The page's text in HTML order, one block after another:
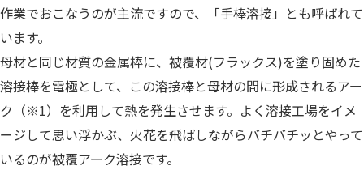
作業でおこなうのが主流ですので、「手棒溶接」とも呼ばれて
います。
母材と同じ材質の金属棒に、被覆材(フラックス)を塗り固めた
溶接棒を電極として、この溶接棒と母材の間に形成されるアー
ク（※1）を利用して熱を発生させます。よく溶接工場をイメ
ージして思い浮かぶ、火花を飛ばしながらバチバチッとやって
いるのが被覆アーク溶接です。